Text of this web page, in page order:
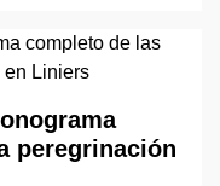
peregrinación